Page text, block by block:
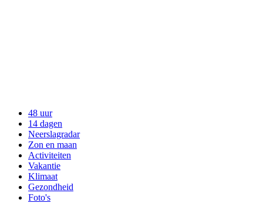
48 uur
14 dagen
Neerslagradar
Zon en maan
Activiteiten
Vakantie
Klimaat
Gezondheid
Foto's